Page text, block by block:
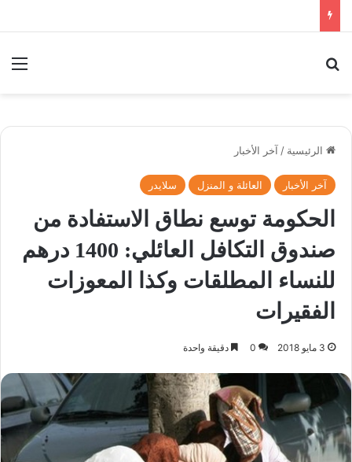
الرئيسية / آخر الأخبار
آخر الأخبار العائلة و المنزل سلايدر
الحكومة توسع نطاق الاستفادة من
صندوق التكافل العائلي: 1400 درهم
للنساء المطلقات وكذا المعوزات
الفقيرات
3 مايو 2018 0 دقيقة واحدة